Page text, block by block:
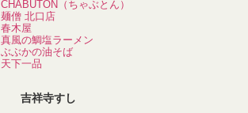
CHABUTON（ちゃぶとん）
麺僧 北口店
春木屋
真風の鯛塩ラーメン
ぶぶかの油そば
天下一品
吉祥寺すし